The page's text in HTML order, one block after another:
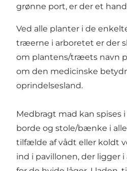
grønne port, er der et
Ved alle planter i de
træerne i arboretet er der
om plantens/træets navn
om den medicinske
oprindelsesland.
Medbragt mad kan spises
borde og stole/bænke i alle
tilfælde af vådt eller koldt
ind i pavillonen, der ligger